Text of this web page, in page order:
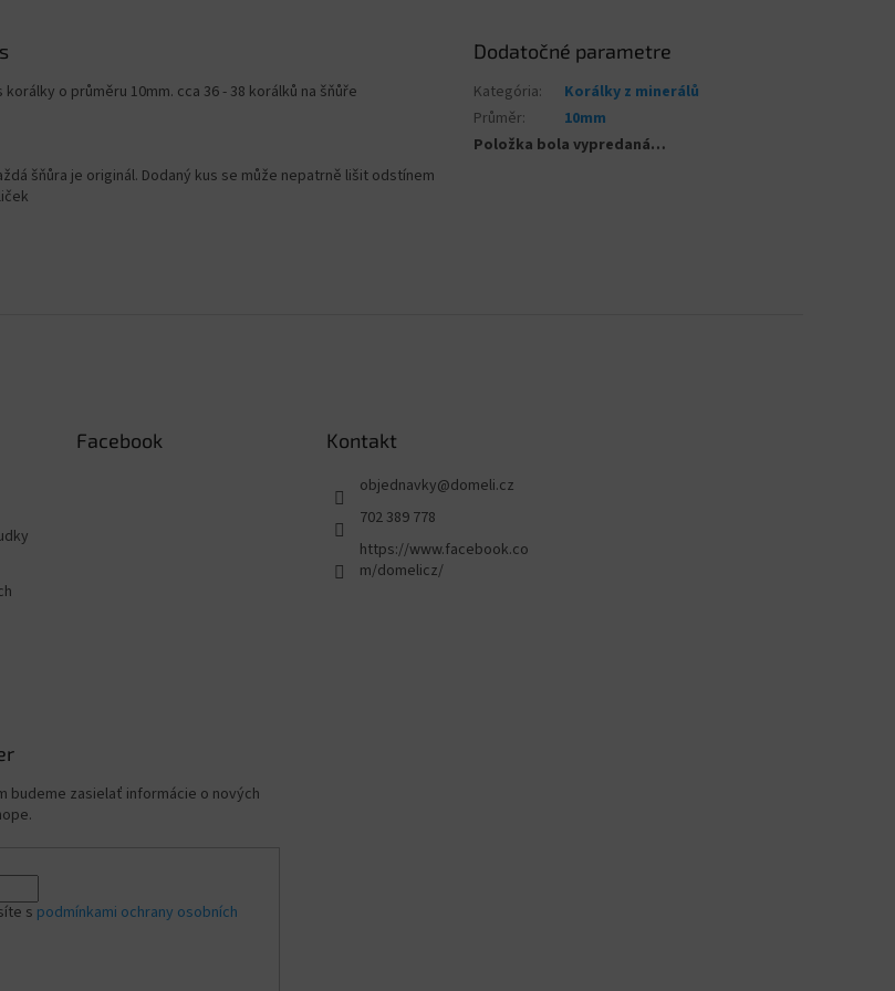
korálky o průměru 10mm. cca 36 - 38 korálků na šňůře
šňůra je originál. Dodaný kus se může nepatrně lišit odstínem
Dodatočné parametre
Kategória:
Korálky z minerálů
Průměr:
10mm
Položka bola vypredaná…
Facebook Kontakt
objednavky@domeli.cz
702 389 778
https://www.facebook.co
m/domelicz/
budeme zasielať informácie o nových
s podmínkami ochrany osobních